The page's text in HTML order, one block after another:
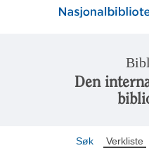
Den
Søk Verkliste